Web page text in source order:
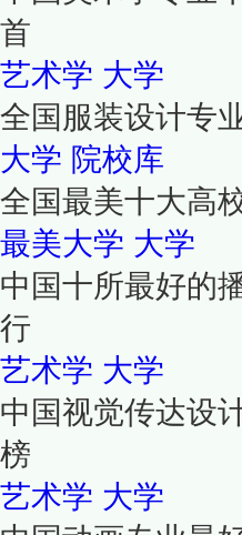
首
艺术学 大学
全国服装设计专
大学 院校库
全国最美十大高
最美大学 大学
中国十所最好的
行
艺术学 大学
中国视觉传达设
榜
艺术学 大学